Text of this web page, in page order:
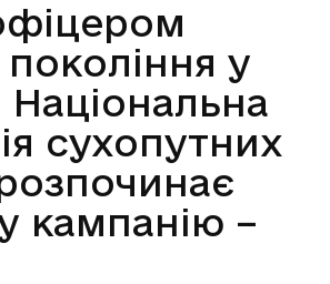
у
Національна
сухопутних
кампанію –